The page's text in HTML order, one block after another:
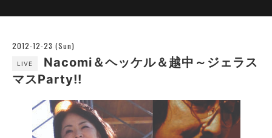
2012-12-23 (Sun)
LIVE
Nacomi＆ヘッケル＆越中～ジェラス
マスParty!!